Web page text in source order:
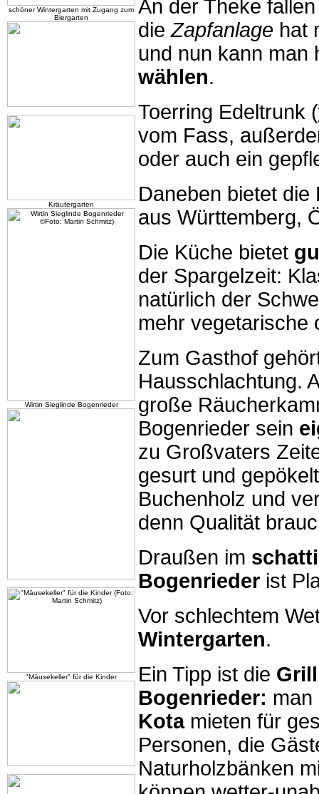
schöner Wintergarten mit Zugang zum
Biergarten
Kräutergarten
Wirtin Sieglinde Bogenrieder
"Mäusekeller" für die Kinder
An der Theke
dieZapfanlage hat
und nun kann man
wählen.
Toerring Edeltrunk (
vom Fass,
oder auch ein
Daneben bietet
aus Württemberg,
Die Küche bietet
der Spargelzeit:
natürlich der
mehr vegetarische
Zum Gasthof
Hausschlachtung.
große
Bogenrieder sein
zu Großvaters
gesurt und
Buchenholz und
denn Qualität
Draußen im
Bogenrieder ist
Vor schlechtem
Wintergarten.
Ein Tipp ist die
Bogenrieder:
Kotamieten für
Personen, die
Naturholzbänken